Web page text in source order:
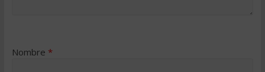
Nombre *